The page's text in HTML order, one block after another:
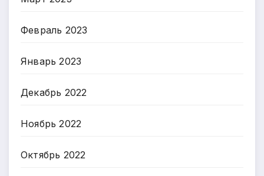
Февраль 2023
Январь 2023
Декабрь 2022
Ноябрь 2022
Октябрь 2022